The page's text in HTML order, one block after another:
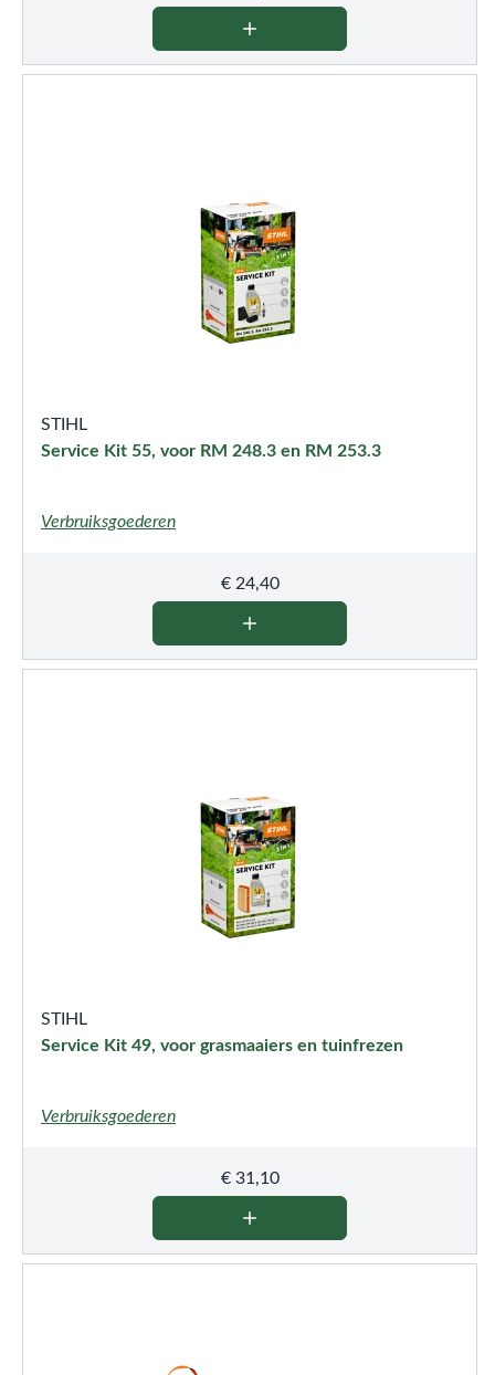
STIHL
Service Kit 55, voor RM 248.3 en RM 253.3
Verbruiksgoederen
€24,40
STIHL
Service Kit 49, voor grasmaaiers en tuinfrezen
Verbruiksgoederen
€31,10